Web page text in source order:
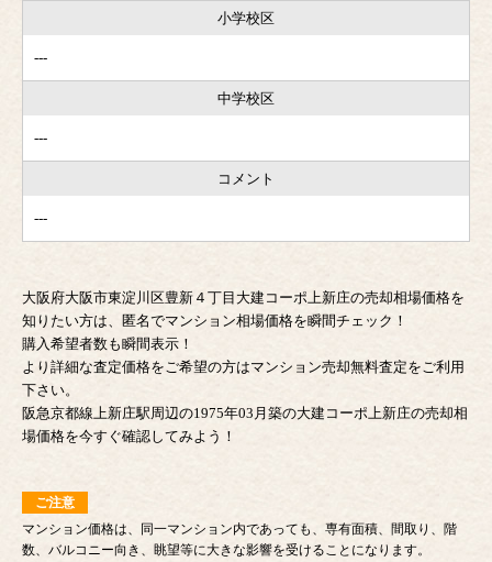
小学校区
---
中学校区
---
コメント
---
大阪府大阪市東淀川区豊新４丁目大建コーポ上新庄の売却相場価格を
知りたい方は、匿名でマンション相場価格を瞬間チェック！
購入希望者数も瞬間表示！
より詳細な査定価格をご希望の方はマンション売却無料査定をご利用
下さい。
阪急京都線上新庄駅周辺の1975年03月築の大建コーポ上新庄の売却相
場価格を今すぐ確認してみよう！
ご注意
マンション価格は、同一マンション内であっても、専有面積、間取り、階
数、バルコニー向き、眺望等に大きな影響を受けることになります。